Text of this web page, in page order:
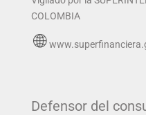
COLOMBIA
Defensor del